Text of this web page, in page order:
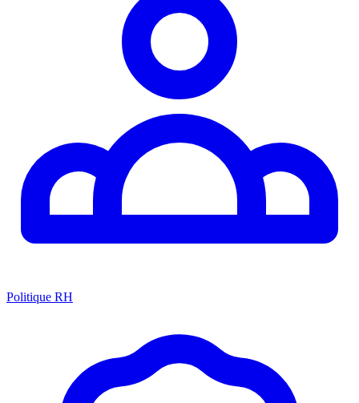
Politique RH